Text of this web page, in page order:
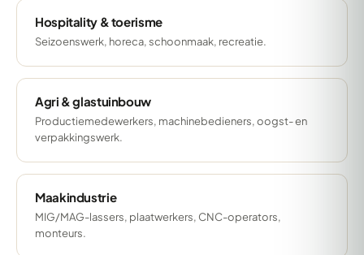
Hospitality & toerisme
Seizoenswerk, horeca, schoonmaak, recreatie.
Agri & glastuinbouw
Productiemedewerkers, machinebedieners, oogst- en
verpakkingswerk.
Maakindustrie
MIG/MAG-lassers, plaatwerkers, CNC-operators,
monteurs.